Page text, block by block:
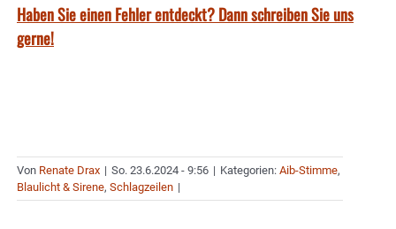
Haben Sie einen Fehler entdeckt? Dann schreiben Sie uns
gerne!
Von Renate Drax | So. 23.6.2024 - 9:56 | Kategorien: Aib-Stimme,
Blaulicht & Sirene, Schlagzeilen |